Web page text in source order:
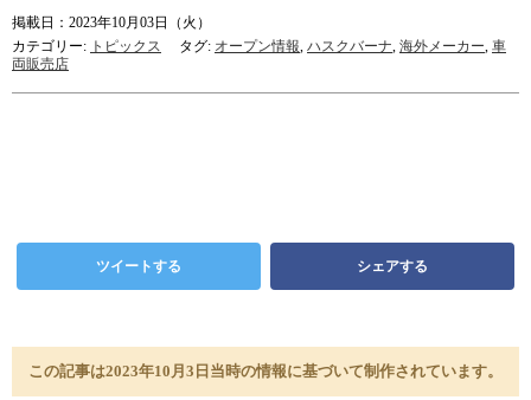
掲載日：2023年10月03日（火）
カテゴリー: トピックス タグ: オープン情報, ハスクバーナ, 海外メーカー, 車
両販売店
ツイートする シェアする
この記事は2023年10月3日当時の情報に基づいて制作されています。